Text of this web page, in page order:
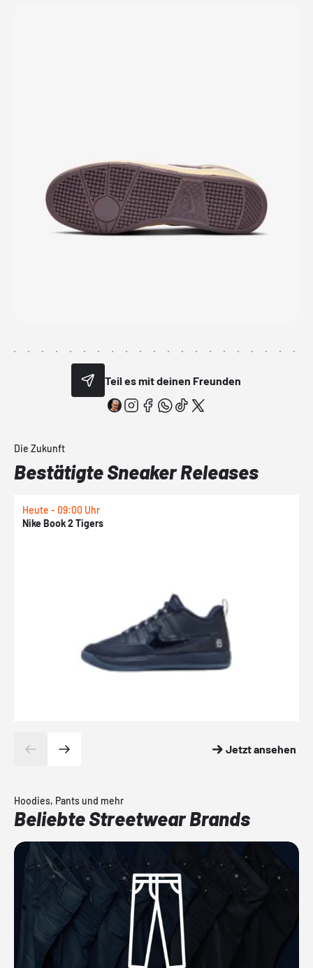
Teil es mit deinen Freunden
Die Zukunft
Bestätigte Sneaker Releases
Heute - 09:00 Uhr
Nike Book 2 Tigers
Jetzt ansehen
Hoodies, Pants und mehr
Beliebte Streetwear Brands